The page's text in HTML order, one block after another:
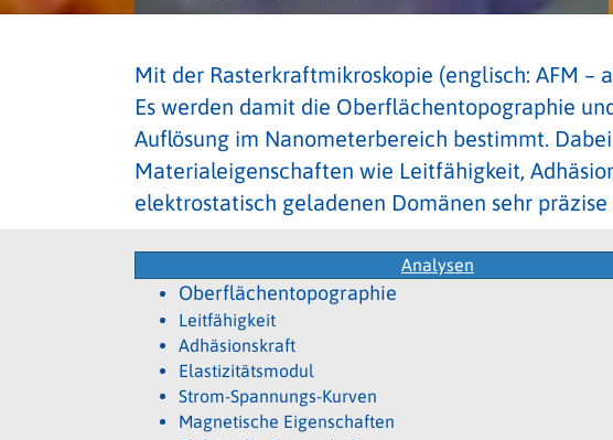
Mit der Rasterkraftmikroskopie (englisch: AFM
Es werden damit die Oberflächentopographie
Auflösung im Nanometerbereich bestimmt.
Materialeigenschaften wie Leitfähigkeit,
elektrostatisch geladenen Domänen sehr
Analysen
Oberflächentopographie
Leitfähigkeit
Adhäsionskraft
Elastizitätsmodul
Strom-Spannungs-Kurven
Magnetische Eigenschaften